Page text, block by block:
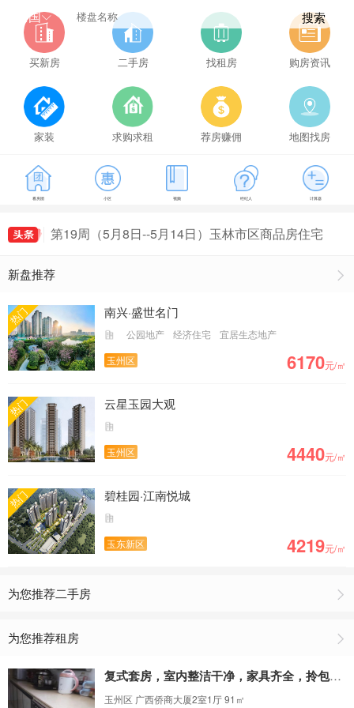
全国 搜索
买新房 二手房 找租房 购房资讯
家装 求购求租 荐房赚佣 地图找房
看房团 小区 视频 经纪人 计算器
第21周（5月22日--5月28日）玉林市区商品房住宅
成交149套，玉林房价为5114元/㎡
第16周（4月17日--4月23日）玉林市区商品房住宅
新房价出炉，玉林房价为5161元/㎡
第19周（5月8日--5月14日）玉林市区商品房住宅
成交135套，玉林房价为5235元/㎡
第21周（5月22日--5月28日）玉林市区商品房住宅
成交149套，玉林房价为5114元/㎡
第16周（4月17日--4月23日）玉林市区商品房住宅
最新房价出炉，玉林房价为5407元/㎡
新盘推荐
热门 南兴·盛世名门
公园地产 经济住宅
宜居生态地产
玉州区
6170元/㎡
热门 云星玉园大观
玉州区 4440元/㎡
热门 碧桂园·江南悦城
玉东新区 4219元/㎡
为您推荐二手房
为您推荐租房
复式套房，室内整洁干净，家具齐全，拎包入住
玉州区 广西侨商大厦2室1厅 91㎡